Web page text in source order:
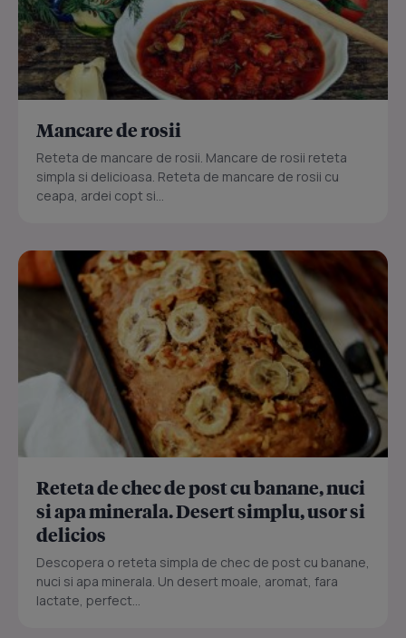
Mancare de rosii
Reteta de mancare de rosii. Mancare de rosii reteta
simpla si delicioasa. Reteta de mancare de rosii cu
ceapa, ardei copt si...
Reteta de chec de post cu banane, nuci
si apa minerala. Desert simplu, usor si
delicios
Descopera o reteta simpla de chec de post cu banane,
nuci si apa minerala. Un desert moale, aromat, fara
lactate, perfect...